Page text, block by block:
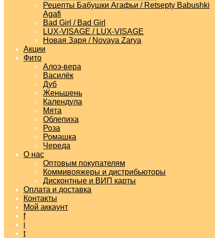
Рецепты Бабушки Агафьи / Retsepty Babushki
Agafi
Bad Girl / Bad Girl
LUX-VISAGE / LUX-VISAGE
Новая Заря / Novaya Zarya
Акции
Фито
Алоэ-вера
Василёк
Дуб
Женьшень
Календула
Мята
Облепиха
Роза
Ромашка
Череда
О нас
Оптовым покупателям
Коммивояжеры и дистрибьюторы
Дисконтные и ВИП карты
Оплата и доставка
Контакты
Мой аккаунт
f
i
t